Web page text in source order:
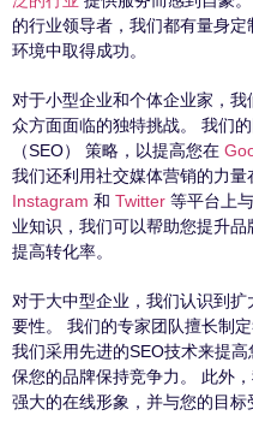
的行业领导者，我们都有量身
环境中取得成功。
对于小型企业和个体企业家，
众方面面临的独特挑战。 我们
（SEO） 策略，以提高您在
我们还利用社交媒体营销的力量
Instagram 和 Twitter 等平台上
业知识，我们可以帮助您提升
提高转化率。
对于大中型企业，我们认识到
要性。 我们的专家团队擅长制
我们采用先进的SEO技术来提
保您的品牌保持竞争力。 此外
强大的在线形象，并与您的目标